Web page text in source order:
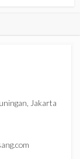
Jakarta